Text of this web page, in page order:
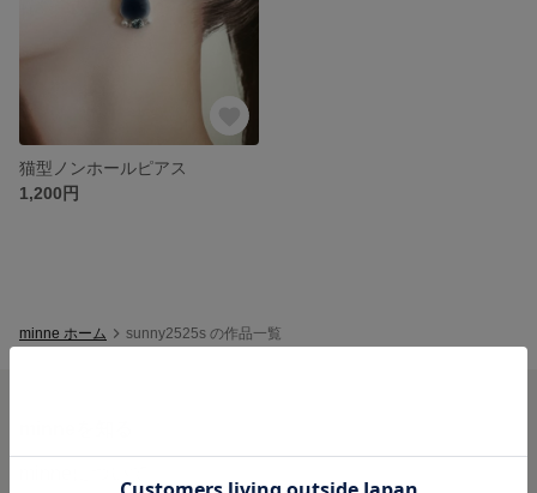
猫型ノンホールピアス
1,200円
minne ホーム sunny2525s の作品一覧